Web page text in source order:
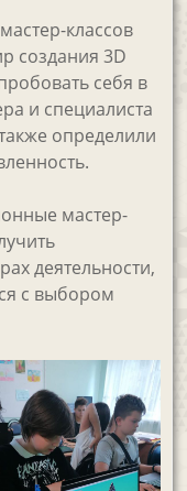
классов
создания 3D
себя в
и специалиста
определили
мастер-
деятельности,
с выбором